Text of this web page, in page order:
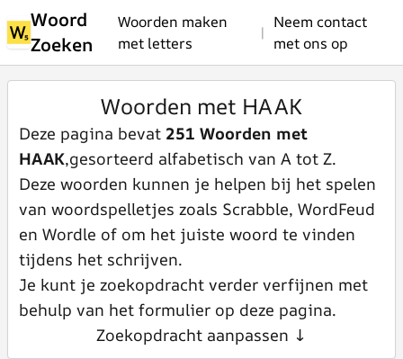
Woord
Zoeken
Woorden maken
met letters
|
Neem contact
met ons op
Woorden met HAAK
Deze pagina bevat 251 Woorden met
HAAK,gesorteerd alfabetisch van A tot Z.
Deze woorden kunnen je helpen bij het spelen
van woordspelletjes zoals Scrabble, WordFeud
en Wordle of om het juiste woord te vinden
tijdens het schrijven.
Je kunt je zoekopdracht verder verfijnen met
behulp van het formulier op deze pagina.
Zoekopdracht aanpassen ↓